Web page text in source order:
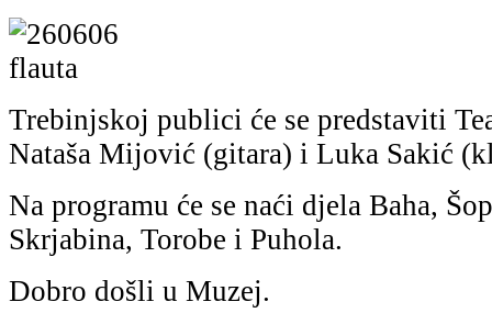
Trebinjskoj publici će se predstaviti
Nataša Mijović (gitara) i Luka Sakić
Na programu će se naći djela Baha,
Skrjabina, Torobe i Puhola.
Dobro došli u Muzej.